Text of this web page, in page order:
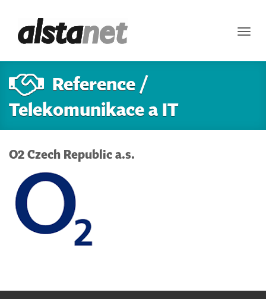
Reference /
Telekomunikace a IT
O2 Czech Republic a.s.